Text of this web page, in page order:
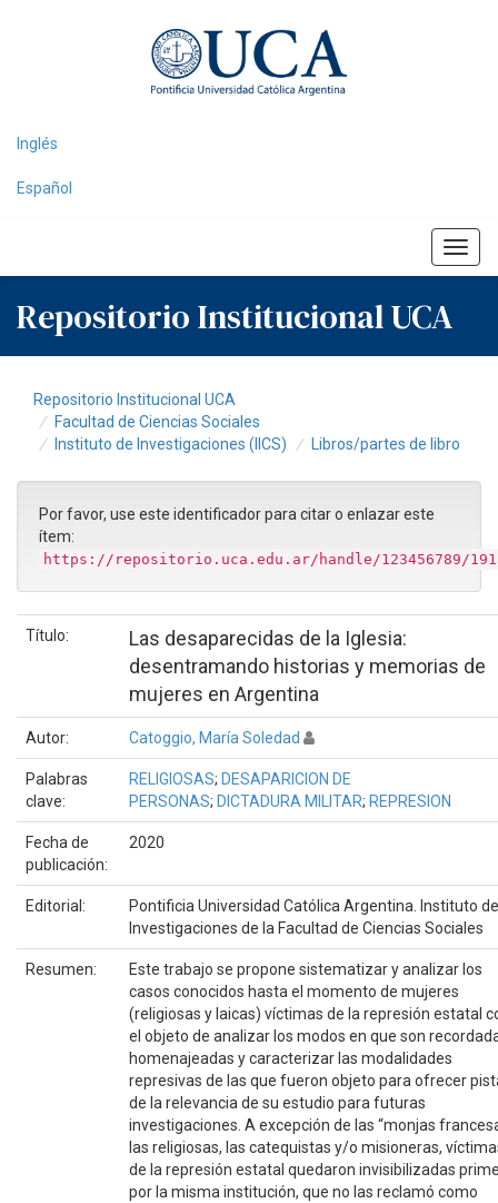
Inglés
Español
Repositorio Institucional UCA
Repositorio Institucional UCA
Facultad de Ciencias Sociales
Instituto de Investigaciones (IICS)
Libros/partes de libro
Por favor, use este identificador para citar o enlazar este
ítem:
https://repositorio.uca.edu.ar/handle/123456789/
Título:
Las desaparecidas de la Iglesia:
desentramando historias y memorias de
mujeres en Argentina
Autor: Catoggio, María Soledad
Palabras
clave:
RELIGIOSAS; DESAPARICION DE
PERSONAS; DICTADURA MILITAR; REPRESION
Fecha de
publicación:
2020
Editorial:
Pontificia Universidad Católica Argentina. Instituto de
Investigaciones de la Facultad de Ciencias Sociales
Resumen:
Este trabajo se propone sistematizar y analizar los
casos conocidos hasta el momento de mujeres
(religiosas y laicas) víctimas de la represión estatal
el objeto de analizar los modos en que son
homenajeadas y caracterizar las modalidades
represivas de las que fueron objeto para ofrecer
de la relevancia de su estudio para futuras
investigaciones. A excepción de las “monjas
las religiosas, las catequistas y/o misioneras,
de la represión estatal quedaron invisibilizadas
por la misma institución, que no las reclamó como